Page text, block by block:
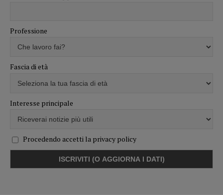
Professione
Fascia di età
Interesse principale
Procedendo accetti la privacy policy